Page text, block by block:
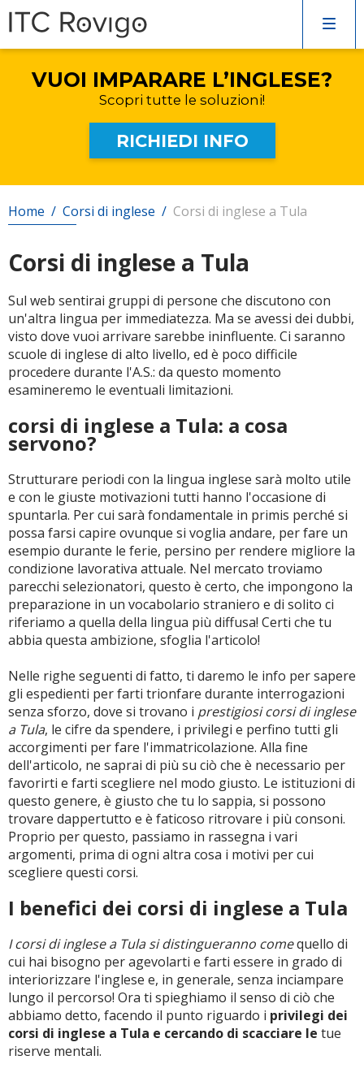
Corsi di inglese
Recupero anni scolastici
Scuole private
CERCA
VUOI IMPARARE L’INGLESE?
Scopri tutte le soluzioni!
RICHIEDI INFO
Home / Corsi di inglese / Corsi di inglese a Tula
Corsi di inglese a Tula
Sul web sentirai gruppi di persone che discutono con
un'altra lingua per immediatezza. Ma se avessi dei dubbi,
visto dove vuoi arrivare sarebbe ininfluente. Ci saranno
scuole di inglese di alto livello, ed è poco difficile
procedere durante l'A.S.: da questo momento
esamineremo le eventuali limitazioni.
corsi di inglese a Tula: a cosa
servono?
Strutturare periodi con la lingua inglese sarà molto utile
e con le giuste motivazioni tutti hanno l'occasione di
spuntarla. Per cui sarà fondamentale in primis perché si
possa farsi capire ovunque si voglia andare, per fare un
esempio durante le ferie, persino per rendere migliore la
condizione lavorativa attuale. Nel mercato troviamo
parecchi selezionatori, questo è certo, che impongono la
preparazione in un vocabolario straniero e di solito ci
riferiamo a quella della lingua più diffusa! Certi che tu
abbia questa ambizione, sfoglia l'articolo!
Nelle righe seguenti di fatto, ti daremo le info per sapere
gli espedienti per farti trionfare durante interrogazioni
senza sforzo, dove si trovano i prestigiosi corsi di inglese
a Tula, le cifre da spendere, i privilegi e perfino tutti gli
accorgimenti per fare l'immatricolazione. Alla fine
dell'articolo, ne saprai di più su ciò che è necessario per
favorirti e farti scegliere nel modo giusto. Le istituzioni di
questo genere, è giusto che tu lo sappia, si possono
trovare dappertutto e è faticoso ritrovare i più consoni.
Proprio per questo, passiamo in rassegna i vari
argomenti, prima di ogni altra cosa i motivi per cui
scegliere questi corsi.
I benefici dei corsi di inglese a Tula
I corsi di inglese a Tula si distingueranno comequello di
cui hai bisogno per agevolarti e farti essere in grado di
interiorizzare l'inglese e, in generale, senza inciampare
lungo il percorso! Ora ti spieghiamo il senso di ciò che
abbiamo detto, facendo il punto riguardo i privilegi dei
corsi di inglese a Tula e cercando di scacciare le tue
riserve mentali.
COMPILA IL FORM SENZA IMPEGNO!
Verrai rincontattato al più presto